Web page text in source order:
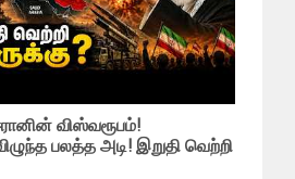
விஸ்வரூபம்!
பலத்த அடி! இறுதி வெற்றி